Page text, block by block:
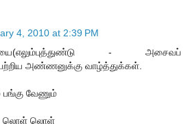
4, 2010 at 2:39 PM
- அசைவப்
அண்ணனுக்கு வாழ்த்துக்கள்.
வேணும்
லொள் லொள்